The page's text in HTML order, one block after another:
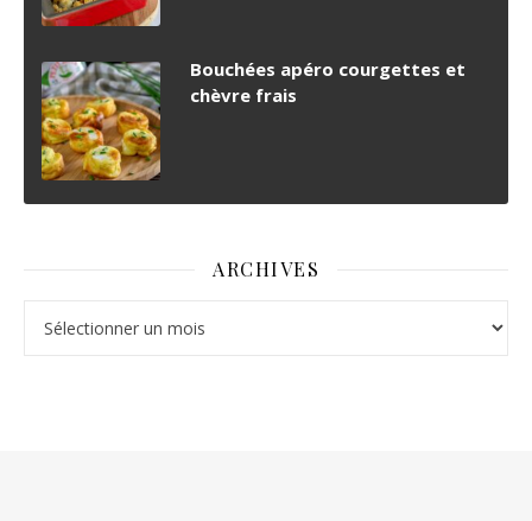
Bouchées apéro courgettes et
chèvre frais
ARCHIVES